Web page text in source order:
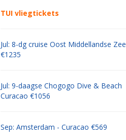
TUI vliegtickets
Jul: 8-dg cruise Oost Middellandse Zee
€1235
Jul: 9-daagse Chogogo Dive & Beach
Curacao €1056
Sep: Amsterdam - Curacao €569